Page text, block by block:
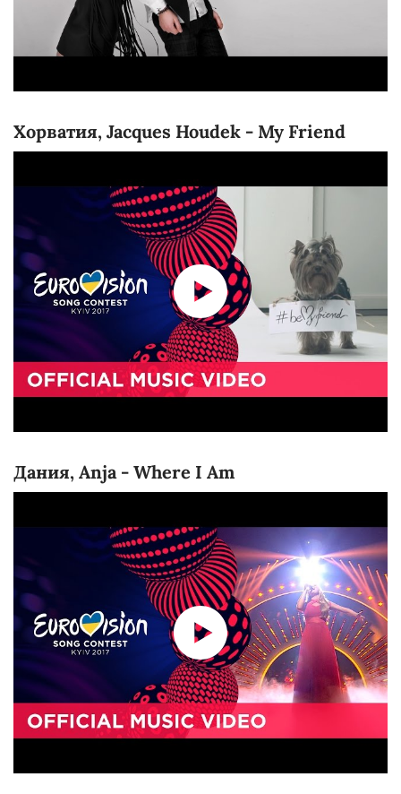
Хорватия, Jacques Houdek - My Friend
Дания, Anja - Where I Am